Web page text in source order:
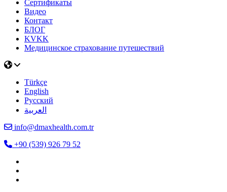
Сертификаты
Видео
Контакт
БЛОГ
KVKK
Медицинское страхование путешествий
Türkçe
English
Русский
العربية
info@dmaxhealth.com.tr
+90 (539) 926 79 52